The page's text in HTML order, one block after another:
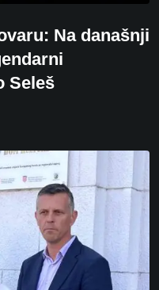
Na današnji
Seleš